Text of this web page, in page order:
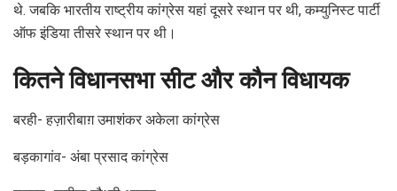
थे. जबकि भारतीय राष्ट्रीय कांग्रेस यहां दूसरे स्थान पर थी, कम्युनिस्ट पार्टी
ऑफ इंडिया तीसरे स्थान पर थी।
कितने विधानसभा सीट और कौन विधायक
बरही- हज़ारीबाग़ उमाशंकर अकेला कांग्रेस
बड़कागांव- अंबा प्रसाद कांग्रेस